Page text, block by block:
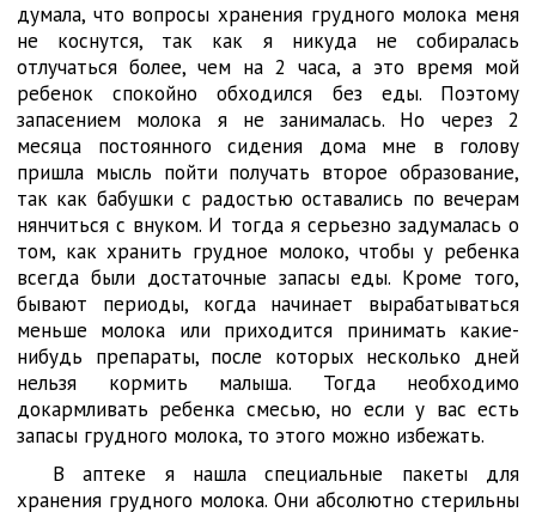
думала, что вопросы хранения грудного молока меня
не коснутся, так как я никуда не собиралась
отлучаться более, чем на 2 часа, а это время мой
ребенок спокойно обходился без еды. Поэтому
запасением молока я не занималась. Но через 2
месяца постоянного сидения дома мне в голову
пришла мысль пойти получать второе образование,
так как бабушки с радостью оставались по вечерам
нянчиться с внуком. И тогда я серьезно задумалась о
том, как хранить грудное молоко, чтобы у ребенка
всегда были достаточные запасы еды. Кроме того,
бывают периоды, когда начинает вырабатываться
меньше молока или приходится принимать какие-
нибудь препараты, после которых несколько дней
нельзя кормить малыша. Тогда необходимо
докармливать ребенка смесью, но если у вас есть
запасы грудного молока, то этого можно избежать.
В аптеке я нашла специальные пакеты для
хранения грудного молока. Они абсолютно стерильны